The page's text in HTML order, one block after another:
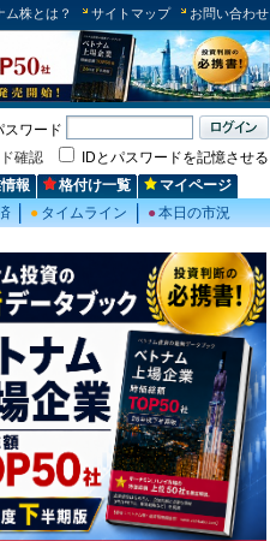
ム株とは？ サイトマップ お問い合わせ
スワード
確認
IDとパスワードを記憶させる
報 格付け一覧
マイページ
● タイムライン ●本日の市況